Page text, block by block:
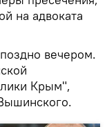
на адвоката
вечером.
Крым",